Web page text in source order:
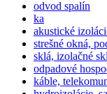
odvod spalín
ka
akustické
strešné okná,
sklá, izolačné
odpadové
káble,